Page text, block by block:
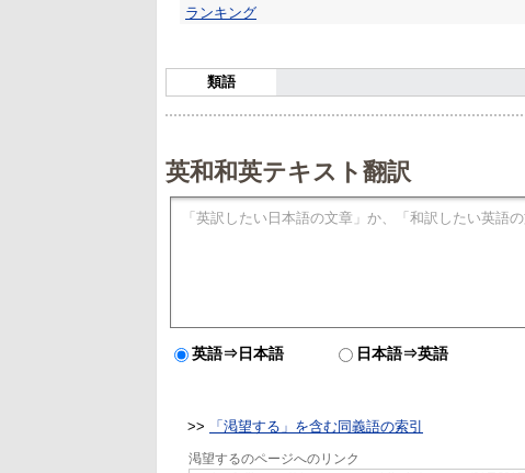
ランキング
類語
英和和英テキスト翻訳
英語⇒日本語 日本語⇒英語
>> 「渇望する」を含む同義語の索引
渇望するのページへのリンク